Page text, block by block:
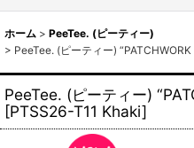
ホーム > PeeTee. (ピーティー)
> PeeTee. (ピーティー)
PeeTee. (ピーティー)
[PTSS26-T11 Khaki]